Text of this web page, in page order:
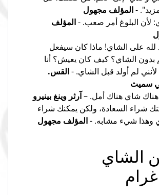
-المؤلف مجهول
لأن البلوغ أمر صعب. -المؤلف
لله على الشاي! ماذا كان سيفعل
بدون الشاي؟ كيف كان يعيش؟ أنا
لم أولد قبل الشاي. -القس.
سميث
شاي هناك أمل. –آرثر وينغ بينيرو
شراء السعادة، ولكن يمكنك شراء
وهذا شيء مشابه. -المؤلف مجهول
الشاي